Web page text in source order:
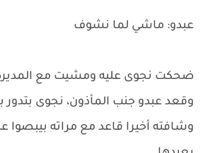
عبدو: ماشي لما نشوف
ضحكت نجوى عليه ومشيت مع
وقعد عبدو جنب المأذون، نجوى بتدور
وشافته أخيرا قاعد مع مراته بيبصوا